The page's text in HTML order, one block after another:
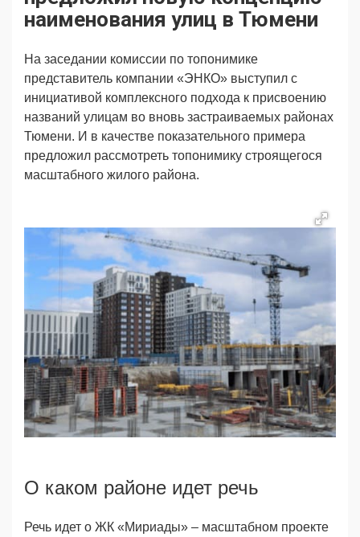
Ещё
наименования улиц в Тюмени
На заседании комиссии по топонимике
представитель компании «ЭНКО» выступил с
инициативой комплексного подхода к присвоению
названий улицам во вновь застраиваемых районах
Тюмени. И в качестве показательного примера
предложил рассмотреть топонимику строящегося
масштабного жилого района.
О каком районе идет речь
Речь идет о ЖК «Мириады» – масштабном проекте